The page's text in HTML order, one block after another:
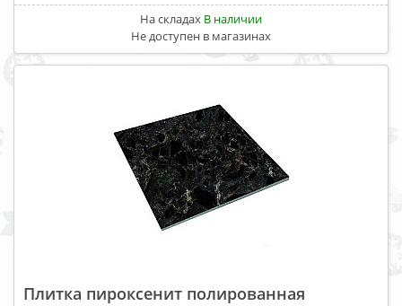
На складах В наличии
Не доступен в магазинах
Плитка пироксенит полированная